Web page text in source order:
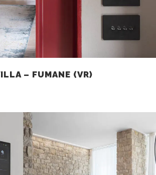
– FUMANE (VR)